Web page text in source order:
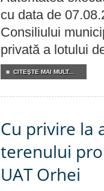
cu data de
Consiliului
privată a lotului
CITEŞTE MAI MULT...
Cu privire la
terenului
UAT Orhei